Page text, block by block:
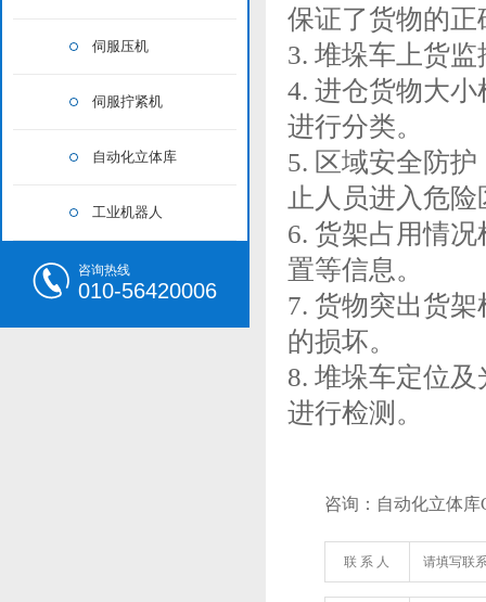
伺服压机
伺服拧紧机
自动化立体库
工业机器人
咨询热线
010-56420006
保证了货物的正
3. 堆垛车上货
4. 进仓货物大
进行分类。
5. 区域安全防
止人员进入危险
6. 货架占用情
置等信息。
7. 货物突出货
的损坏。
8. 堆垛车定位
进行检测。
咨询：自动化立体库
联 系 人